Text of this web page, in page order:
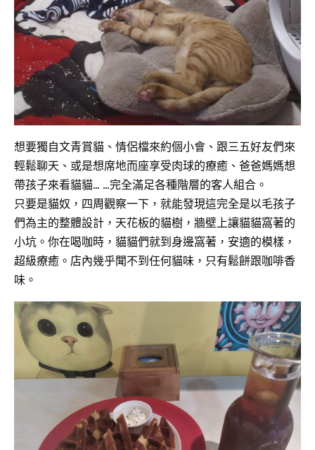
想要獨自文青賞貓、情侶檔來約個小會、跟三五好友們來
輕鬆聊天、或是想席地而座享受肉球的療癒、爸爸媽媽想
帶孩子來看貓貓… …完全滿足各種階層的客人組合。
只要是貓奴，四周觀察一下，就能發現這完全是以毛孩子
們為主的整體設計，天花板的貓樹，牆壁上讓貓貓窩著的
小坑。你在喝咖時，貓貓們就到身邊窩著，安適的模樣，
超級療癒。店內幾乎聞不到任何貓味，只有鬆餅跟咖啡香
味。